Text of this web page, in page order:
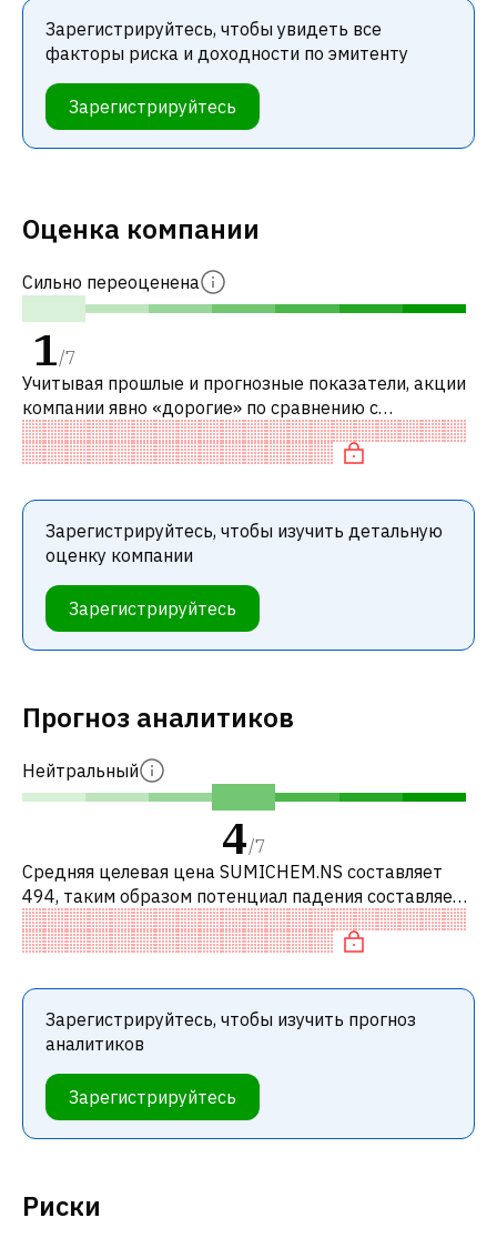
Зарегистрируйтесь, чтобы увидеть все
факторы риска и доходности по эмитенту
Зарегистрируйтесь
Риски
Оценка компании
Сильно переоценена
1/7
Учитывая прошлые и прогнозные показатели, акции
компании явно «дорогие» по сравнению с
аналогичными компаниями. В частности, акция
«дорогая» по P/E, переоценена по EV/EBI
Зарегистрируйтесь, чтобы изучить детальную
оценку компании
Зарегистрируйтесь
Прогноз аналитиков
Нейтральный
4/7
Средняя целевая цена SUMICHEM.NS составляет
494, таким образом потенциал падения составляет
3.47%. Обычно это означает рекомендацию
«ПРОДАВАТЬ» среди инвестиционных компа
Зарегистрируйтесь, чтобы изучить прогноз
аналитиков
Зарегистрируйтесь